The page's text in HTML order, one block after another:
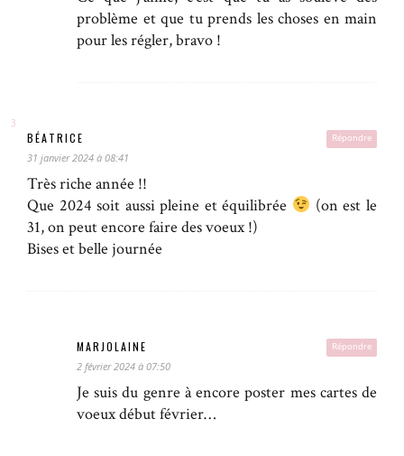
problème et que tu prends les choses en main
pour les régler, bravo !
Répondre
BÉATRICE
31 janvier 2024 à 08:41
Très riche année !!
Que 2024 soit aussi pleine et équilibrée
(on est le
31, on peut encore faire des voeux !)
Bises et belle journée
Répondre
MARJOLAINE
2 février 2024 à 07:50
Je suis du genre à encore poster mes cartes de
voeux début février…